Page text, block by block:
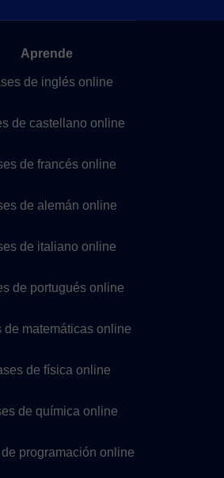
Aprende
de inglés online
de castellano online
de francés online
de alemán online
de italiano online
de portugués online
de matemáticas online
de física online
de química online
programación online